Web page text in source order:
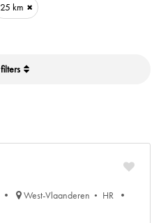
25 km
filters
West-Vlaanderen
HR